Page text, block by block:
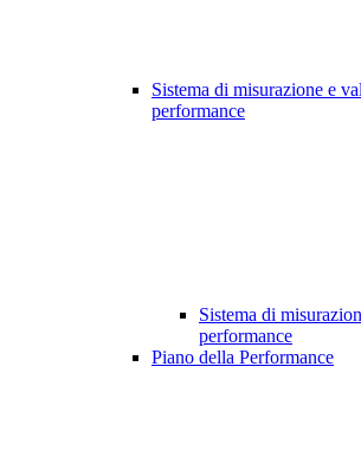
Sistema di misurazione e
performance
Sistema di
performance
Piano della Performance